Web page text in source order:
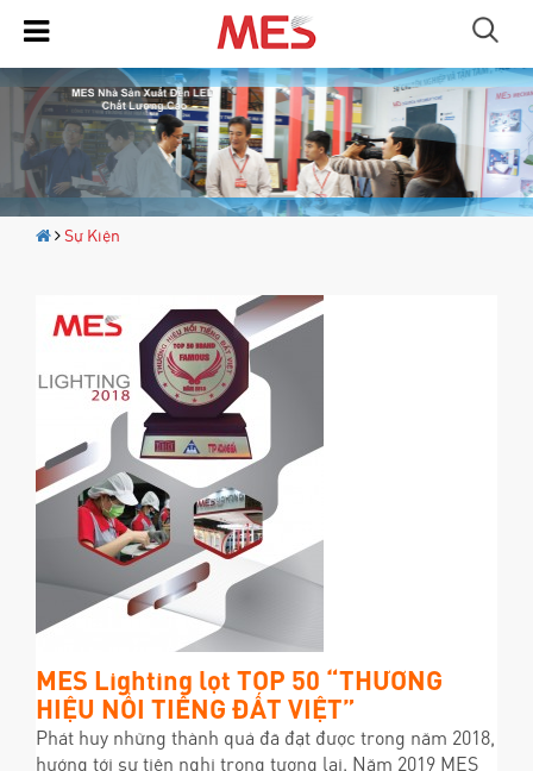
Sự Kiện
MES Lighting lọt TOP 50 “THƯƠNG
HIỆU NỔI TIẾNG ĐẤT VIỆT”
Phát huy những thành quả đã đạt được trong năm 2018,
hướng tới sự tiện nghi trong tương lai. Năm 2019 MES